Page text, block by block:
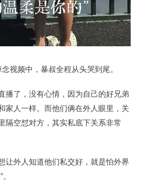
视频中，暴叔全程从头哭到尾。
播了，没有心情，因为自己的好兄弟
家人一样。而他们俩在外人眼里，关
隔空怼对方，其实私底下关系非常
让外人知道他们私交好，就是怕外界